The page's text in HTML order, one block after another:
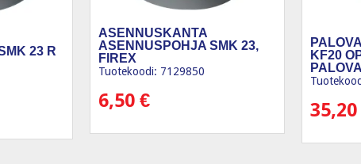
23 R
ASENNUSKANTA
ASENNUSPOHJA SMK 23,
FIREX
Tuotekoodi: 7129850
6,50€
KF20